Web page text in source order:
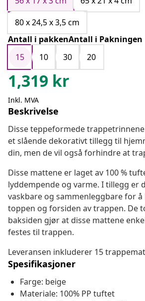
80 x 24,5 x 3,5 cm
Antall i pakkenAntall i Pakningen
15
10 30 20
1,319 kr
Inkl. MVA
Beskrivelse
Disse teppeformede
et slående dekorativt tillegg til
din, men de vil også forhindre at
Disse mattene er laget av 100 %
lyddempende og varme. I tillegg er
vaskbare og sammenleggbare for
toppen og forsiden av trappen. De
baksiden gjør at disse mattene
festes til trappen.
Leveransen inkluderer 15
Spesifikasjoner
Farge: beige
Materiale: 100% PP tuftet